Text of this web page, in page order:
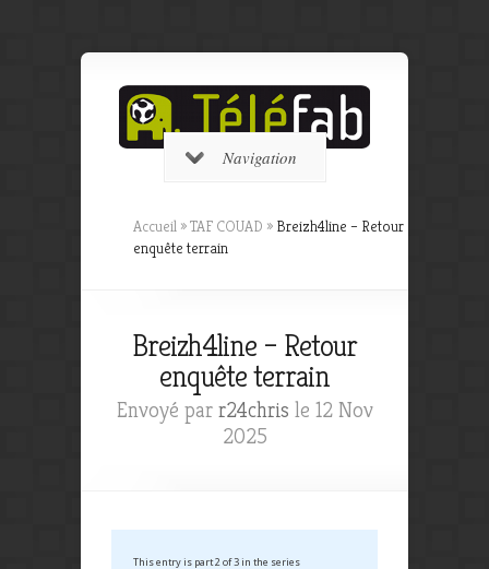
Navigation
Accueil »TAF COUAD » Breizh4line – Retour
enquête terrain
Breizh4line – Retour
enquête terrain
Envoyé par r24chris le 12 Nov
2025
This entry is part 2 of 3 in the series